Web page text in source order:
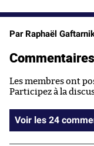
Par Raphaël
Commentaires
Les membres ont
Participez à la
Voir les 24